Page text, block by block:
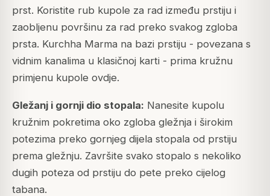
prst. Koristite rub kupole za rad između prstiju i
zaobljenu površinu za rad preko svakog zgloba
prsta. Kurchha Marma na bazi prstiju - povezana s
vidnim kanalima u klasičnoj karti - prima kružnu
primjenu kupole ovdje.
Gležanj i gornji dio stopala: Nanesite kupolu
kružnim pokretima oko zgloba gležnja i širokim
potezima preko gornjeg dijela stopala od prstiju
prema gležnju. Završite svako stopalo s nekoliko
dugih poteza od prstiju do pete preko cijelog
tabana.